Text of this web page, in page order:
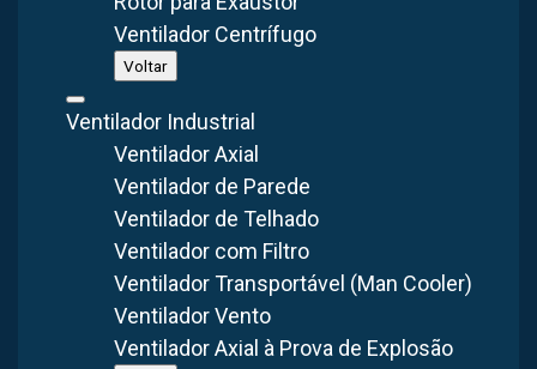
Ventilador Centrífugo
Voltar
Ventilador Industrial
Ventilador Axial
Ventilador de Parede
Ventilador de Telhado
Ventilador com Filtro
Ventilador Transportável (Man Cooler)
Ventilador Vento
Ventilador Axial à Prova de Explosão
Não sabe qual solução precisa?
Descreva seu processo e nossa IA encontra os produtos,
aplicações e projetos relacionados.
Pergunte à IA
Perguntar
Conheça nossos produtos